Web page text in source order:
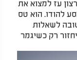
עז למצוא את
להודו. הוא טס
לשאלות
רק כשיגמר